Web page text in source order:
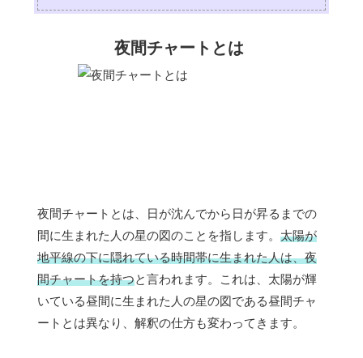
夜間チャートとは
夜間チャートとは、日が沈んでから日が昇るまでの
間に生まれた人の星の図のことを指します。 太陽が
地平線の下に隠れている時間帯に生まれた人は、夜
間チャートを持つと言われます。これは、太陽が輝
いている昼間に生まれた人の星の図である昼間チャ
ートとは異なり、解釈の仕方も変わってきます。